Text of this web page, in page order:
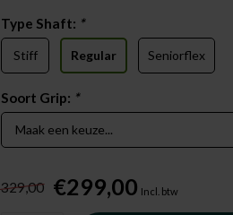
Type Shaft: *
Stiff Regular Seniorflex
Soort Grip: *
329,00 €299,00 Incl. btw